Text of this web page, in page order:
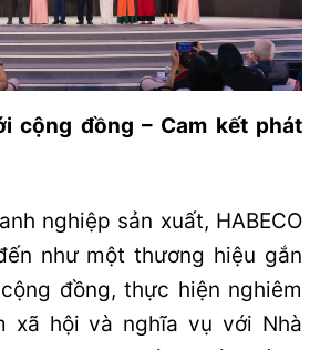
cộng đồng – Cam kết phát
nghiệp sản xuất, HABECO
như một thương hiệu gắn
đồng, thực hiện nghiêm
xã hội và nghĩa vụ với Nhà